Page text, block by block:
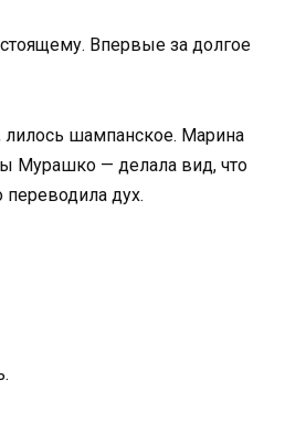
Впервые за долгое
лилось шампанское. Марина
Мурашко — делала вид, что
переводила дух.